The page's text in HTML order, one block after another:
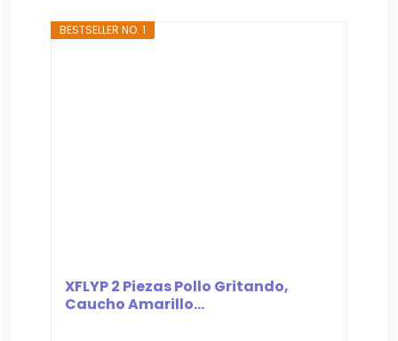
BESTSELLER NO. 1
XFLYP 2 Piezas Pollo Gritando,
Caucho Amarillo...